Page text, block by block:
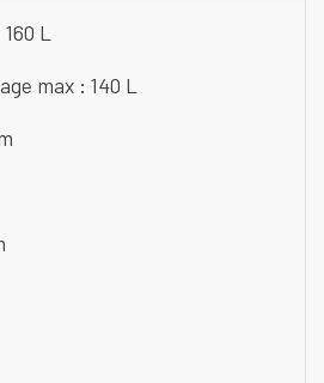
L
max : 140 L